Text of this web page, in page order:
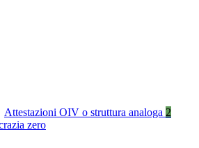
Attestazioni OIV o struttura analoga 2
zero